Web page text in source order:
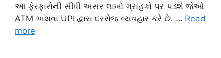
આ ફેરફારોની સીધી અસર લાખો ગ્રાહકો પર પડશે જેઓ
ATM અથવા UPI દ્વારા દરરોજ વ્યવહાર કરે છે. … Read
more